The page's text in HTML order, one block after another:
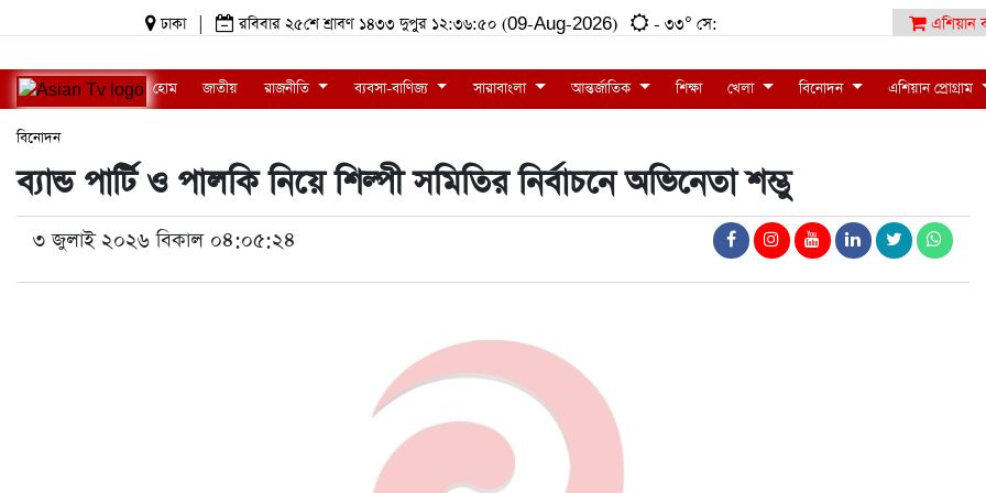
ঢাকা রবিবার ২৫শে শ্রাবণ ১৪৩৩ দুপুর ১২:৩৬:৫০ (09-Aug-2026) - ৩৩° সে: এশিয়ান
হোম জাতীয় রাজনীতি ব্যবসা-বাণিজ্য সারাবাংলা আন্তর্জাতিক শিক্ষা খেলা বিনোদন এশিয়ান প্রোগ্রাম
বিনোদন
ব্যান্ড পার্টি ও পালকি নিয়ে শিল্পী সমিতির নির্বাচনে অভিনেতা শম্ভু
৩ জুলাই ২০২৬ বিকাল ০৪:০৫:২৪